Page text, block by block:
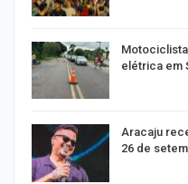
elétrica em
Aracaju
26 de